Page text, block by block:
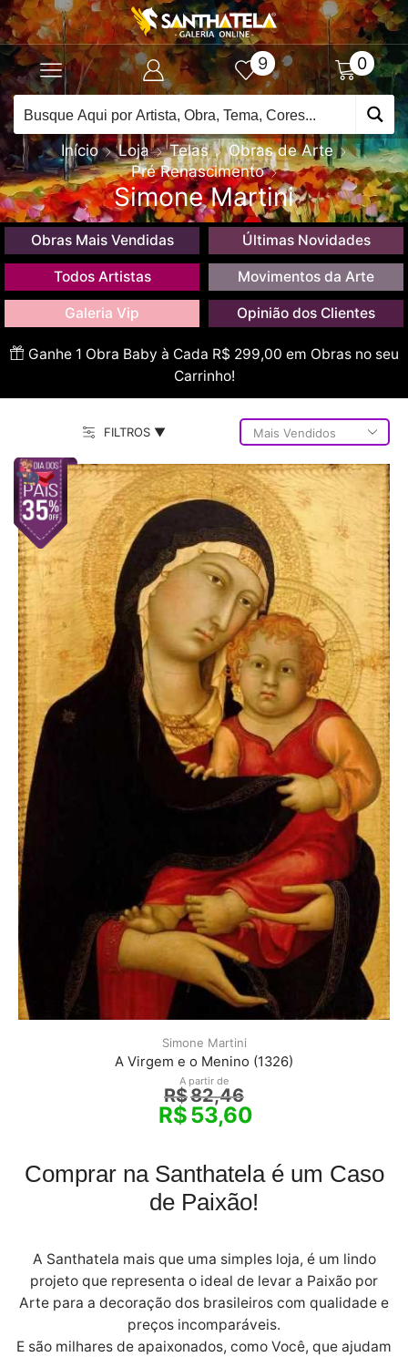
9 0
Início Loja Telas
Obras de Arte
Pré Renascimento
Simone Martini
Obras Mais Vendidas Últimas Novidades
Todos Artistas Movimentos da Arte
Galeria Vip Opinião dos Clientes
Ganhe 1 Obra Baby à Cada R$ 299,00 em Obras no seu
Carrinho!
FILTROS ▼
Simone Martini
A Virgem e o Menino (1326)
A partir de
R$82,46
R$53,60
Comprar na Santhatela é um Caso
de Paixão!
A Santhatela mais que uma simples loja, é um lindo
projeto que representa o ideal de levar a Paixão por
Arte para a decoração dos brasileiros com qualidade e
preços incomparáveis.
E são milhares de apaixonados, como Você, que ajudam